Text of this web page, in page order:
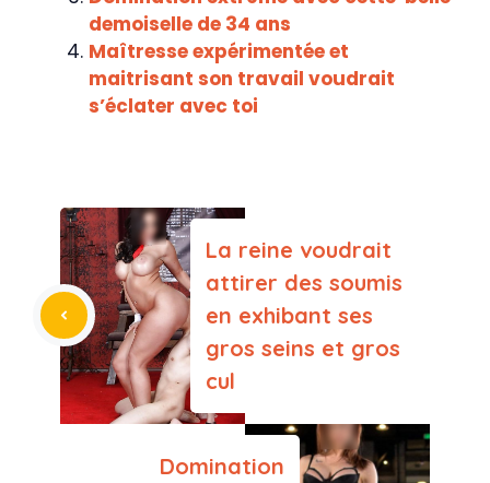
demoiselle de 34 ans
Maîtresse expérimentée et
maitrisant son travail voudrait
s’éclater avec toi
La reine voudrait
attirer des soumis
en exhibant ses
gros seins et gros
cul
Domination